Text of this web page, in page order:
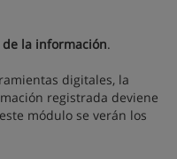
la información.
digitales, la
registrada deviene
módulo se verán los